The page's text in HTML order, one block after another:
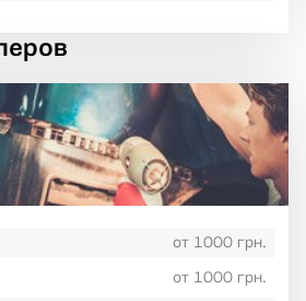
от 1000 грн.
от 1000 грн.